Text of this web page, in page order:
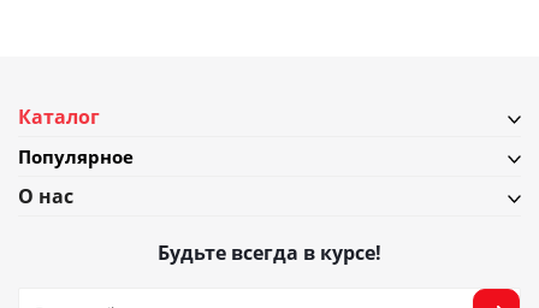
Каталог
Популярное
О нас
Будьте всегда в курсе!